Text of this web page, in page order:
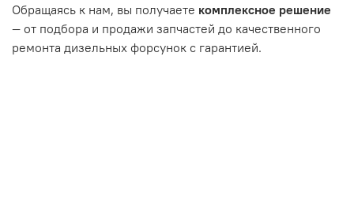
Обращаясь к нам, вы получаете комплексное решение
— от подбора и продажи запчастей до качественного
ремонта дизельных форсунок с гарантией.